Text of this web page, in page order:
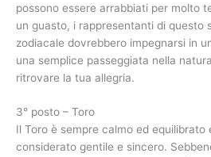
possono essere arrabbiati per molto
un guasto, i rappresentanti di questo
zodiacale dovrebbero impegnarsi in
una semplice passeggiata nella
ritrovare la tua allegria.
3° posto – Toro
Il Toro è sempre calmo ed equilibrato
considerato gentile e sincero.